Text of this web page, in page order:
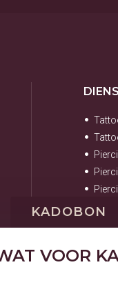
VOOR
KADOBON